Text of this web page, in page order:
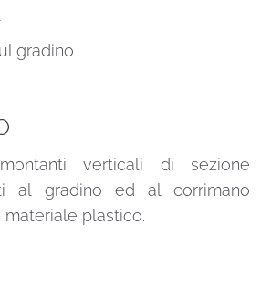
gradino
verticali di sezione
al gradino ed al corrimano
plastico.